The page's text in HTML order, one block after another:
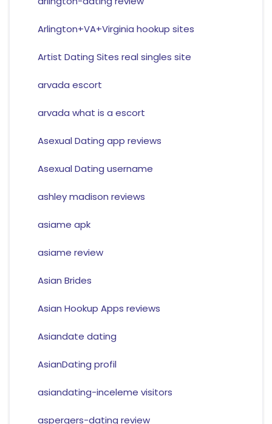
Arlington+VA+Virginia hookup sites
Artist Dating Sites real singles site
arvada escort
arvada what is a escort
Asexual Dating app reviews
Asexual Dating username
ashley madison reviews
asiame apk
asiame review
Asian Brides
Asian Hookup Apps reviews
Asiandate dating
AsianDating profil
asiandating-inceleme visitors
aspergers-dating review